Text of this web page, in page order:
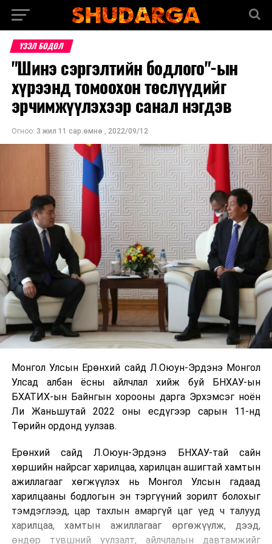
ҮЗЭЛ БОДОЛ
"Шинэ сэргэлтийн бодлого"-ын
хүрээнд томоохон төслүүдийг
эрчимжүүлэхээр санал нэгдэв
Огноо: 3 жил 11 сар.өмнө , 2022/09/12
Монгол Улсын Ерөнхий сайд Л.Оюун-Эрдэнэ Монгол
Улсад албан ёсны айлчлал хийж буй БНХАУ-ын
БХАТИХ-ын Байнгын хорооны дарга Эрхэмсэг ноён
Ли Жаньшутай 2022 оны есдүгээр сарын 11-нд
Төрийн ордонд уулзав.
Ерөнхий сайд Л.Оюун-Эрдэнэ БНХАУ-тай сайн
хөршийн найрсаг харилцаа, харилцан ашигтай хамтын
ажиллагааг хөгжүүлэх нь Монгол Улсын гадаад
харилцааны бодлогын эн тэргүүний зорилт болохыг
тэмдэглээд, цар тахлын амаргүй цаг үед ч талууд
харилцаа, хамтын ажиллагааг өргөжүүлж, дээд,
өндөр түвшний уулзалт, айлчлалын давтамжийг